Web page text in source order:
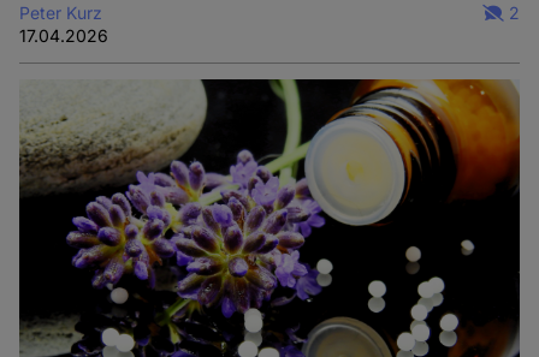
Peter Kurz
17.04.2026
2